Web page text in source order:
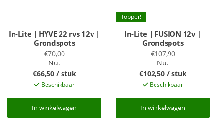
In-Lite | HYVE 22 rvs 12v |
Grondspots
€70,00
Nu:
€66,50 / stuk
Beschikbaar
In winkelwagen
In winkelwagen
Topper!
In-Lite | FUSION 12v |
Grondspots
€107,90
Nu:
€102,50 / stuk
Beschikbaar
In winkelwagen
In winkelwagen